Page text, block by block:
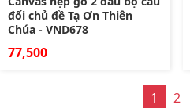
đối chủ đề Tạ Ơn Thiên
Chúa - VND678
77,500
1 2